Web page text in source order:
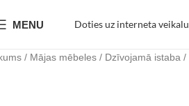
MENU Doties uz interneta veikalu
Mājas mēbeles Dzīvojamā istaba